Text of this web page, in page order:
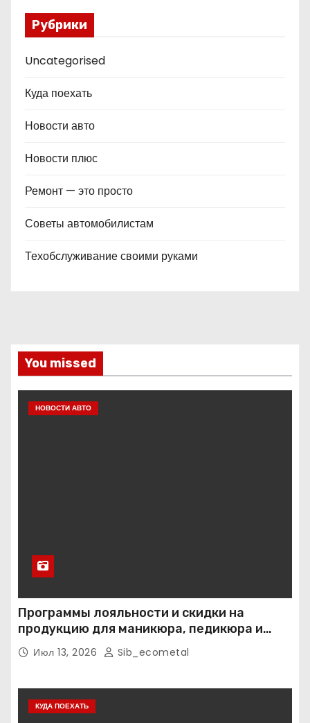
Рубрики
Uncategorised
Куда поехать
Новости авто
Новости плюс
Ремонт — это просто
Советы автомобилистам
Техобслуживание своими руками
You missed
НОВОСТИ АВТО
Программы лояльности и скидки на
продукцию для маникюра, педикюра и
наращивания ресниц
Июл 13, 2026 Sib_ecometal
КУДА ПОЕХАТЬ